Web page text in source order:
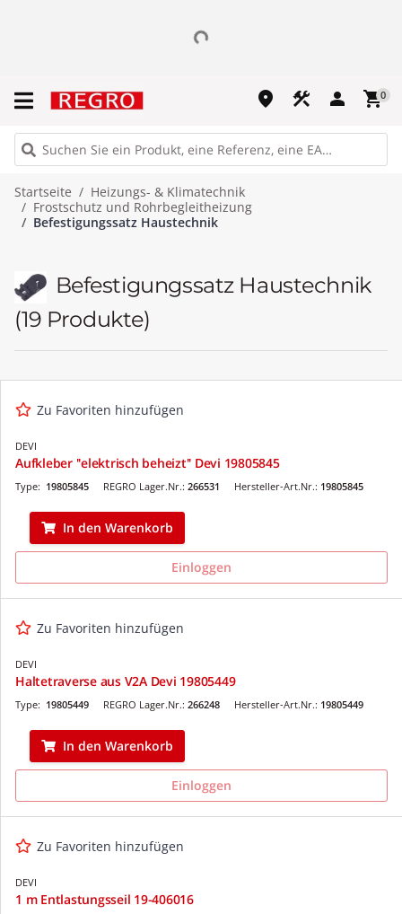
place construction person shopping_cart0
Startseite
Heizungs- & Klimatechnik
Frostschutz und Rohrbegleitheizung
Befestigungssatz Haustechnik
Befestigungssatz Haustechnik
(19 Produkte)
Zu Favoriten hinzufügen
DEVI
Aufkleber ''elektrisch beheizt'' Devi 19805845
REGRO Lager.Nr.: 266531
Type: 19805845 Hersteller-Art.Nr.: 19805845
In den Warenkorb
Einloggen
Zu Favoriten hinzufügen
DEVI
Haltetraverse aus V2A Devi 19805449
REGRO Lager.Nr.: 266248
Type: 19805449 Hersteller-Art.Nr.: 19805449
In den Warenkorb
Einloggen
Zu Favoriten hinzufügen
DEVI
1 m Entlastungsseil 19-406016